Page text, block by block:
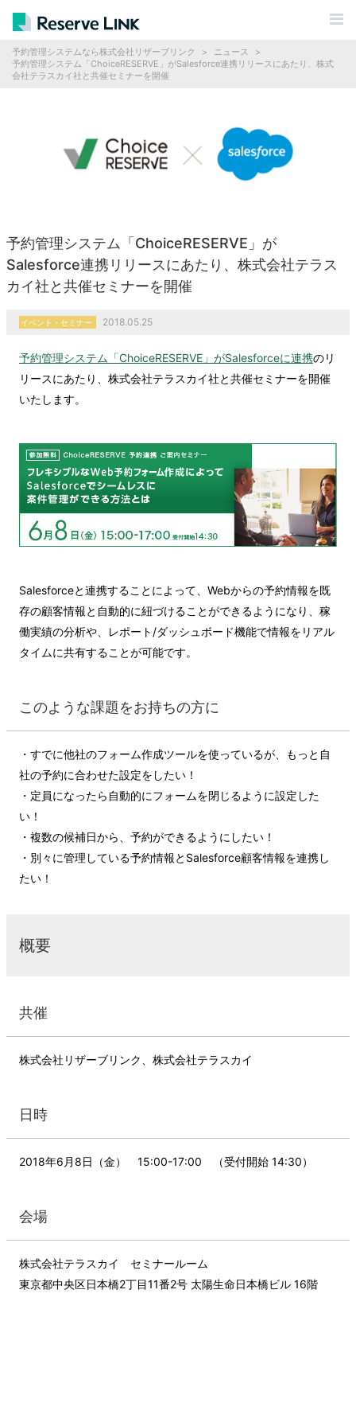
予約管理システムなら株式会社リザーブリンク > ニュース
>
予約管理システム「ChoiceRESERVE」がSalesforce連携リリースにあたり、株式
会社テラスカイ社と共催セミナーを開催
予約管理システム「ChoiceRESERVE」が
Salesforce連携リリースにあたり、株式会社テラス
カイ社と共催セミナーを開催
イベント・セミナー 2018.05.25
予約管理システム「ChoiceRESERVE」がSalesforceに連携のリ
リースにあたり、株式会社テラスカイ社と共催セミナーを開催
いたします。
Salesforceと連携することによって、Webからの予約情報を既
存の顧客情報と自動的に紐づけることができるようになり、稼
働実績の分析や、レポート/ダッシュボード機能で情報をリアル
タイムに共有することが可能です。
このような課題をお持ちの方に
・すでに他社のフォーム作成ツールを使っているが、もっと自
社の予約に合わせた設定をしたい！
・定員になったら自動的にフォームを閉じるように設定した
い！
・複数の候補日から、予約ができるようにしたい！
・別々に管理している予約情報とSalesforce顧客情報を連携し
たい！
概要
共催
株式会社リザーブリンク、株式会社テラスカイ
日時
2018年6月8日（金） 15:00-17:00 （受付開始 14:30）
会場
株式会社テラスカイ セミナールーム
東京都中央区日本橋2丁目11番2号 太陽生命日本橋ビル 16階